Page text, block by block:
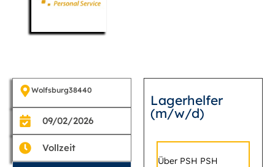
Wolfsburg38440
09/02/2026
Vollzeit
Lagerhelfer
(m/w/d)
Über PSH PSH